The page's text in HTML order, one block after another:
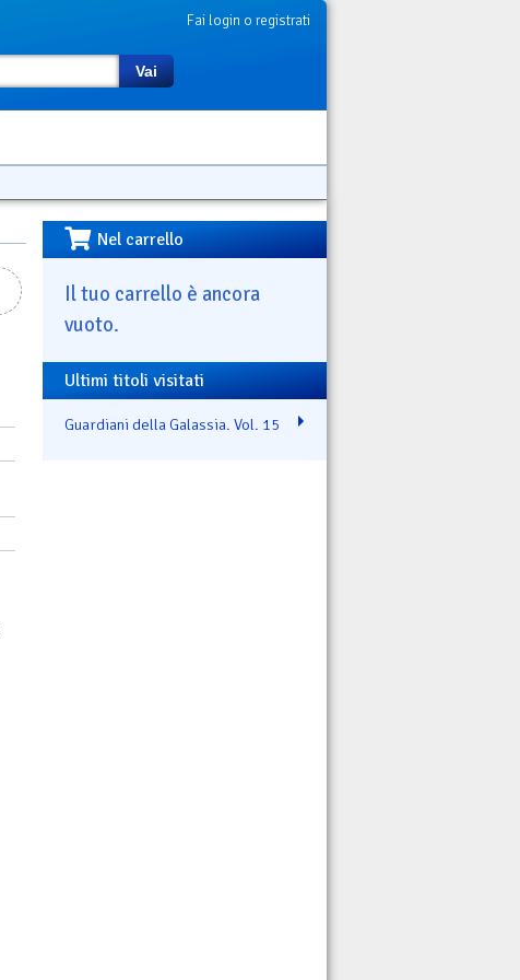
Fai login o registrati
Vai
Nel carrello
Il tuo carrello è ancora
vuoto.
Ultimi titoli visitati
Guardiani della Galassia. Vol. 15